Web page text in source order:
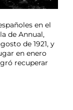
en el
de Annual,
de 1921, y
en enero
recuperar